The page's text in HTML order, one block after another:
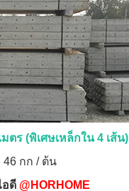
ตร (พิเศษเหล็กใน 4 เส้น)
กก / ต้น
อดี @HORHOME